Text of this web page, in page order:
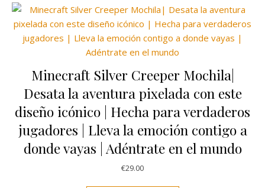
Minecraft Silver Creeper Mochila|
Desata la aventura pixelada con este
diseño icónico | Hecha para verdaderos
jugadores | Lleva la emoción contigo a
donde vayas | Adéntrate en el mundo
€29.00